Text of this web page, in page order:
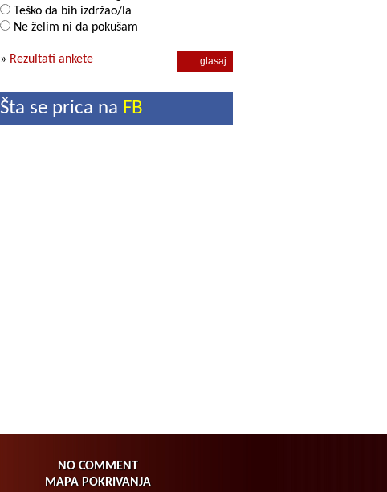
Teško da bih izdržao/la
Ne želim ni da pokušam
» Rezultati ankete
Šta se prica na FB
NO COMMENT
MAPA POKRIVANJA